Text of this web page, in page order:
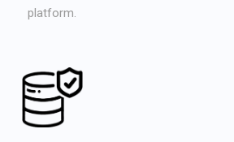
platform.